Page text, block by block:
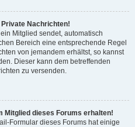
Nachrichten!
Mitglied sendet, automatisch
Bereich eine entsprechende Regel
von jemandem erhältst, so kannst
Dieser kann dem betreffenden
zu versenden.
Mitglied dieses Forums erhalten!
Formular dieses Forums hat einige